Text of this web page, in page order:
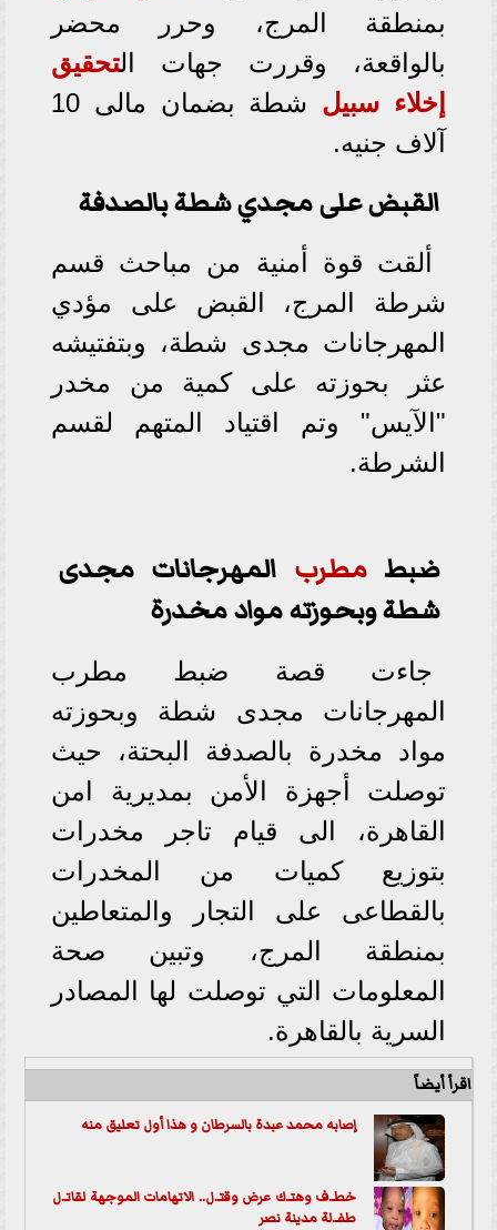
بمنطقة المرج، وحرر محضر
بالواقعة، وقررت جهات التحقيق
إخلاء سبيل
شطة بضمان مالى 10
آلاف جنيه.
القبض على مجدي شطة بالصدفة
ألقت قوة أمنية من مباحث قسم
شرطة المرج، القبض على مؤدي
المهرجانات مجدى شطة، وبتفتيشه
عثر بحوزته على كمية من مخدر
"الآيس" وتم اقتياد المتهم لقسم
الشرطة.
ضبطمطرب المهرجانات مجدى
شطة وبحوزته مواد مخدرة
جاءت قصة ضبط مطرب
المهرجانات مجدى شطة وبحوزته
مواد مخدرة بالصدفة البحتة، حيث
توصلت أجهزة الأمن بمديرية امن
القاهرة، الى قيام تاجر مخدرات
بتوزيع كميات من المخدرات
بالقطاعى على التجار والمتعاطين
بمنطقة المرج، وتبين صحة
المعلومات التي توصلت لها المصادر
السرية بالقاهرة.
اقرأ أيضاً
إصابه محمد عبدة بالسرطان و هذا أول تعليق منه
خطـ.ف وهتـ.ك عرض وقتـ.ل.. الاتهامات الموجهة لقاتـ.ل
طفـ.لة مدينة نصر